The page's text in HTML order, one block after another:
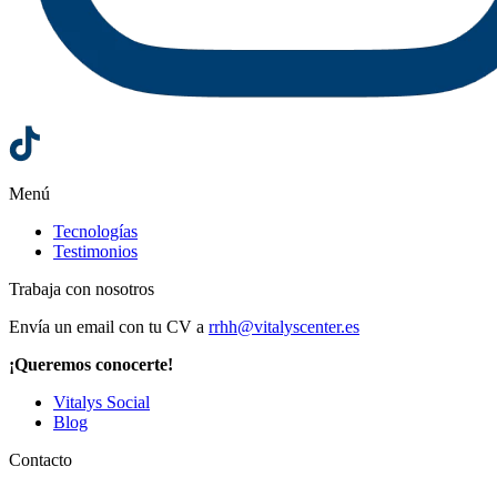
Menú
Tecnologías
Testimonios
Trabaja con nosotros
Envía un email con tu CV a rrhh@vitalyscenter.es
¡Queremos conocerte!
Vitalys Social
Blog
Contacto